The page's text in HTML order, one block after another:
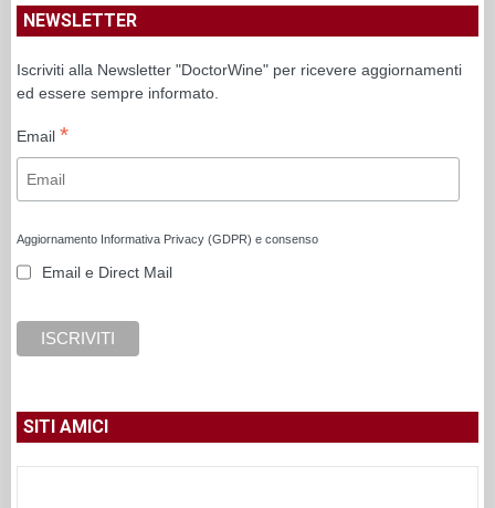
NEWSLETTER
Iscriviti alla Newsletter "DoctorWine" per ricevere aggiornamenti
ed essere sempre informato.
Email *
Aggiornamento Informativa Privacy (GDPR) e consenso
Email e Direct Mail
SITI AMICI